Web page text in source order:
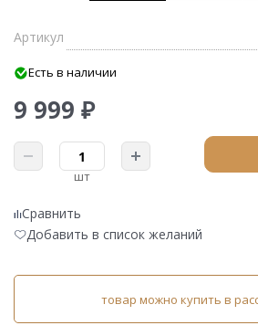
Артикул
Есть в наличии
9 999 ₽
шт
Сравнить
Добавить в список желаний
товар можно купить в